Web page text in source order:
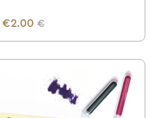
€2.00 €
UZZINI VAIRĀK